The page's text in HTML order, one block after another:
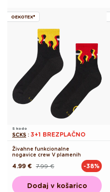
OEKOTEX®
S kodo
SCKS : 3+1 BREZPLAČNO
Živahne funkcionalne
nogavice crew V plamenih
Redna 7.99 €
Akcijska
4.99 € -38%
Dodaj v košarico